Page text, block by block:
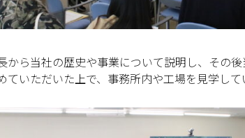
から当社の歴史や事業について説明し、その後
ていただいた上で、事務所内や工場を見学して